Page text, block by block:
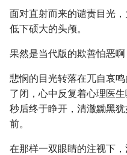
面对直射而来的谴责目光
低下硕大的头颅。
果然是当代版的欺善怕恶啊
悲悯的目光转落在兀自哀
了闭，心中反复着心理医
秒后终于睁开，清澈黝黑
前。
在那样一双眼睛的注视下